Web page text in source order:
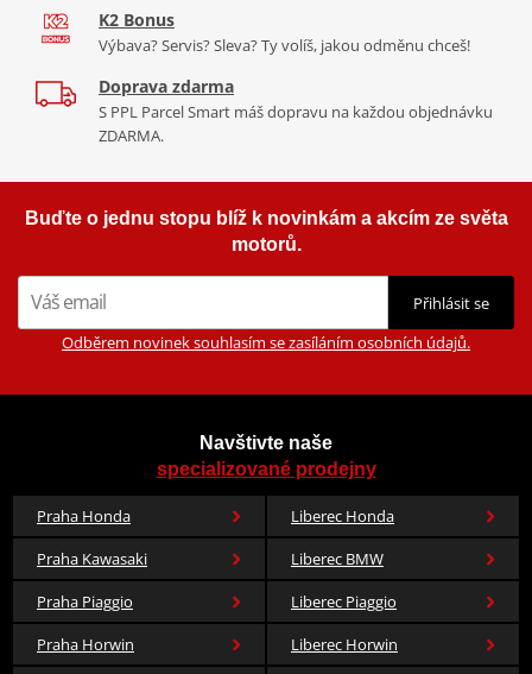
Elastická manžeta zápěstí se suchým zipem
polyester, Ochrana kloubů: termoplastický polyuretan.
Obsahuje netextilní části živočišného původu
Tabulka velikostí
Co když mi to nebude
545 Kč
Skladem u dodavatele
K2 Bonus
Výbava? Servis? Sleva? Ty volíš, jakou odměnu chceš!
Doprava zdarma
S PPL Parcel Smart máš dopravu na každou objednávku
ZDARMA.
Buďte o jednu stopu blíž k novinkám a akcím ze světa
motorů.
Přihlásit se
Odběrem novinek souhlasím se zasíláním osobních údajů.
Navštivte naše
specializované prodejny
Praha Honda
Liberec Honda
Praha Kawasaki
Liberec BMW
Praha Piaggio
Liberec Piaggio
Praha Horwin
Liberec Horwin